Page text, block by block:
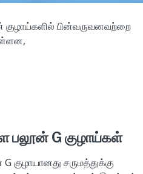
பின்வருவனவற்றை
பலூன் G குழாய்கள்
குழாயானது சருமத்துக்கு